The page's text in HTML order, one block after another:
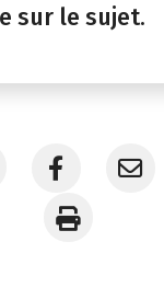
sur le sujet.